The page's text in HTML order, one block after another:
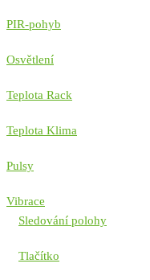
PIR-pohyb
Osvětlení
Teplota Rack
Teplota Klima
Pulsy
Vibrace
Sledování polohy
Tlačítko